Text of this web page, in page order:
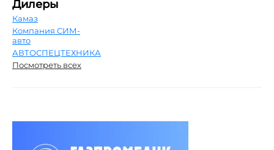
Дилеры
Камаз
Компания СИМ-
авто
АВТОСПЕЦТЕХНИКА
Посмотреть всех